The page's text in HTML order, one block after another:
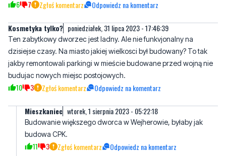
Ten zabytkowy dworzec jest ladny. Ale nie funkvjonalny na
jakby remontowali parkingi w mieście budowane przed wojną nie
budujac nowych miejsc postojowych.
10 3 Zgłoś komentarz Odpowiedz na komentarz
Mieszkaniec wtorek, 1 sierpnia 2023 - 05:22:18
Budowanie większego dworca w Wejherowie, byłaby jak
11 3 Zgłoś komentarz Odpowiedz na komentarz
wtorek, 1 sierpnia 2023 - 07:13:01
Zgadzam się z Mieszkańcem. Dworzec w Wejherowie kiedyś